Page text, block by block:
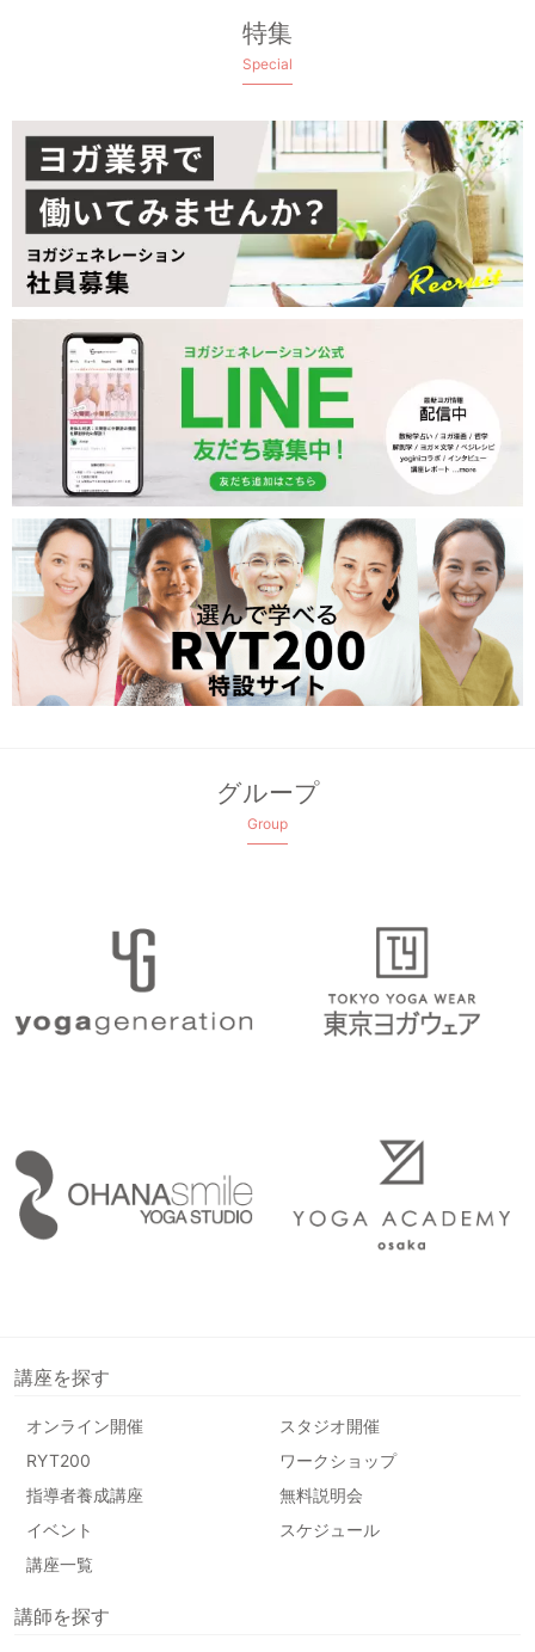
特集
Special
グループ
Group
講座を探す
オンライン開催
スタジオ開催
RYT200
ワークショップ
指導者養成講座
無料説明会
イベント
スケジュール
講座一覧
講師を探す